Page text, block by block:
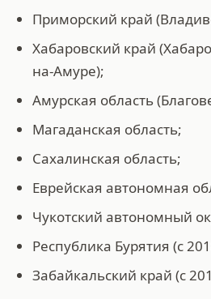
Приморский край
Хабаровский край
на-Амуре);
Амурская область
Магаданская область;
Сахалинская область;
Еврейская автономная
Чукотский автономный
Республика Бурятия (с
Забайкальский край (с